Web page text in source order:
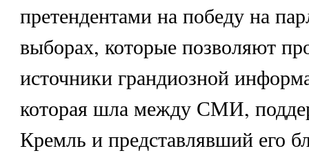
претендентами на победу на
выборах, которые позволяют
источники грандиозной
которая шла между СМИ,
Кремль и представлявший его